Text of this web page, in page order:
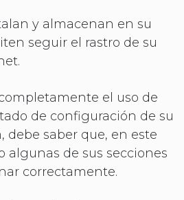
y almacenan en su
seguir el rastro de su
el uso de
de configuración de su
debe saber que, en este
algunas de sus secciones
correctamente.